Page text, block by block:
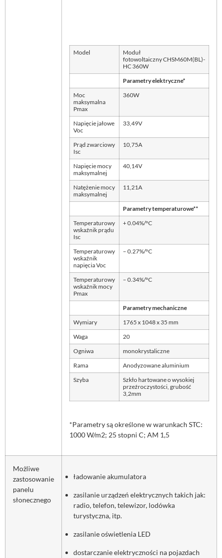
Model
Moduł
fotowoltaiczny CHSM60M(BL)-
HC 360W
Parametry elektryczne*
Moc
maksymalna
Pmax
360W
Napięcie jałowe
Voc
33,49V
Prąd zwarciowy
Isc
10,75A
Napięcie mocy
maksymalnej
40,14V
Natężenie mocy
maksymalnej
11,21A
Parametry temperaturowe**
Temperaturowy
wskaźnik prądu
Isc
+ 0.04%/°C
Temperaturowy
wskaźnik
napięcia Voc
– 0.27%/°C
Temperaturowy
wskaźnik mocy
Pmax
– 0.34%/°C
Parametry mechaniczne
Wymiary 1765 x 1048 x 35 mm
Waga 20
Ogniwa monokrystaliczne
Rama Anodyzowane aluminium
Szyba
Szkło hartowane o wysokiej
przeźroczystości, grubość
3,2mm
*Parametry są określone w warunkach STC:
1000 W/m2; 25 stopni C; AM 1,5
Możliwe
zastosowanie
panelu
słonecznego
ładowanie akumulatora
zasilanie urządzeń elektrycznych takich jak:
radio, telefon, telewizor, lodówka
turystyczna, itp.
zasilanie oświetlenia LED
dostarczanie elektryczności na pojazdach